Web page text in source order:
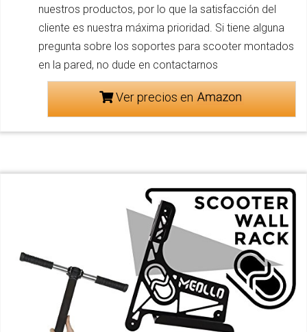
nuestros productos, por lo que la satisfacción del
cliente es nuestra máxima prioridad. Si tiene alguna
pregunta sobre los soportes para scooter montados
en la pared, no dude en contactarnos
Ver precios en